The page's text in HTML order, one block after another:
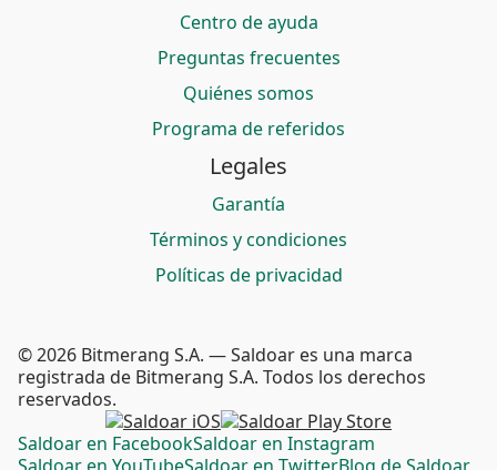
Centro de ayuda
Preguntas frecuentes
Quiénes somos
Programa de referidos
Legales
Garantía
Términos y condiciones
Políticas de privacidad
Saldoar en FacebookSaldoar en Instagram
© 2026 Bitmerang S.A. — Saldoar es una marca
registrada de Bitmerang S.A. Todos los derechos
reservados.